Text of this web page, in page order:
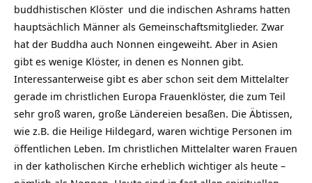
buddhistischen Klöster und die indischen Ashrams hatten
hauptsächlich Männer als Gemeinschaftsmitglieder. Zwar
hat der Buddha auch Nonnen eingeweiht. Aber in Asien
gibt es wenige Klöster, in denen es Nonnen gibt.
Interessanterweise gibt es aber schon seit dem Mittelalter
gerade im christlichen Europa Frauenklöster, die zum Teil
sehr groß waren, große Ländereien besaßen. Die Äbtissen,
wie z.B. die Heilige Hildegard, waren wichtige Personen im
öffentlichen Leben. Im christlichen Mittelalter waren Frauen
in der katholischen Kirche erheblich wichtiger als heute –